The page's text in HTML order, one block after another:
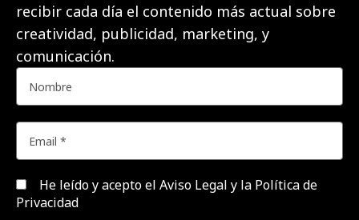
recibir cada día el contenido más actual sobre
creatividad, publicidad, marketing, y
comunicación.
He leído y acepto el Aviso Legal y la Política de
Privacidad